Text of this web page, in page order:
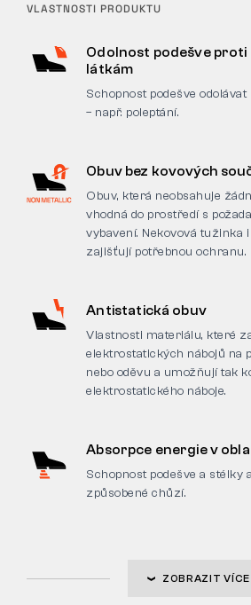
VLASTNOSTI PRODUKTU
Odolnost podešve
látkám
Schopnost podešve
– např. poleptání.
Obuv bez kovových
Obuv, která neobsahuje
vhodná do prostředí s
vybavení. Nekovová tužinka
zajišťují potřebnou ochranu.
Antistatická obuv
Vlastnosti materiálu, které
elektrostatických nábojů na
nebo oděvu a umožňují tak
elektrostatického náboje.
Absorpce energie v
Schopnost podešve a stélky
způsobené chůzí.
ZOBRAZIT VÍCE